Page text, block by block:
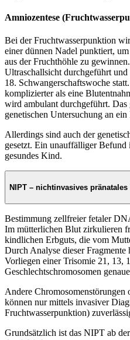
Amniozentese
Bei der Fruchtwasserpunktion
einer dünnen Nadel punktiert,
aus der Fruchthöhle zu
Ultraschallsicht durchgeführt
18. Schwangerschaftswoche
komplizierter als eine
wird ambulant durchgeführt.
genetischen Untersuchung an
Allerdings sind auch der
gesetzt. Ein unauffälliger
gesundes Kind.
NIPT – nichtinvasives pränatales
Bestimmung zellfreier fetaler
Im mütterlichen Blut zirkulieren
kindlichen Erbguts, die vom
Durch Analyse dieser
Vorliegen einer Trisomie 21, 13,
Geschlechtschromosomen
Andere Chromosomenstörungen
können nur mittels invasiver
Fruchtwasserpunktion)
Grundsätzlich ist das NIPT ab